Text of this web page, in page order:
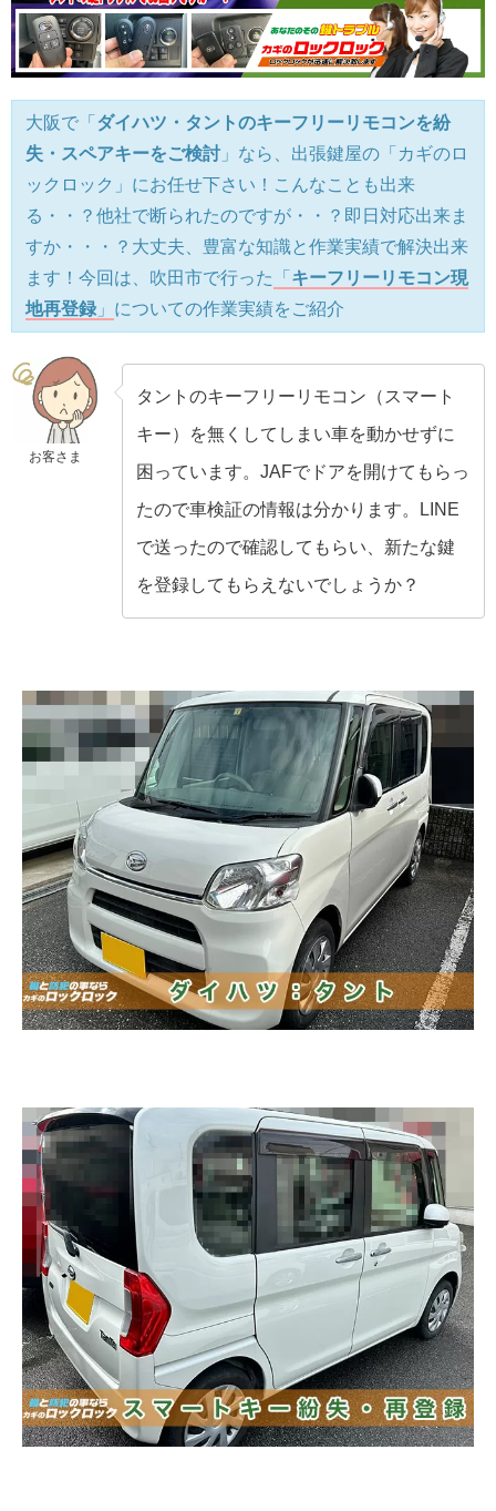
大阪で「 ダイハツ・タントのキーフリーリモコンを紛
失・スペアキーをご検討 」なら、出張鍵屋の「カギのロ
ックロック」にお任せ下さい！こんなことも出来
る・・？他社で断られたのですが・・？即日対応出来ま
すか・・・？大丈夫、豊富な知識と作業実績で解決出来
ます！今回は、吹田市で行った
「 キーフリーリモコン現
地再登録 」 についての作業実績をご紹介
お客さま
タントのキーフリーリモコン（スマート
キー）を無くしてしまい車を動かせずに
困っています。JAFでドアを開けてもらっ
たので車検証の情報は分かります。LINE
で送ったので確認してもらい、新たな鍵
を登録してもらえないでしょうか？